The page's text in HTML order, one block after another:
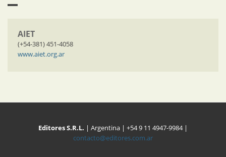
AIET
(+54-381) 451-4058
www.aiet.org.ar
Editores S.R.L. | Argentina | +54 9 11 4947-9984 |
contacto@editores.com.ar